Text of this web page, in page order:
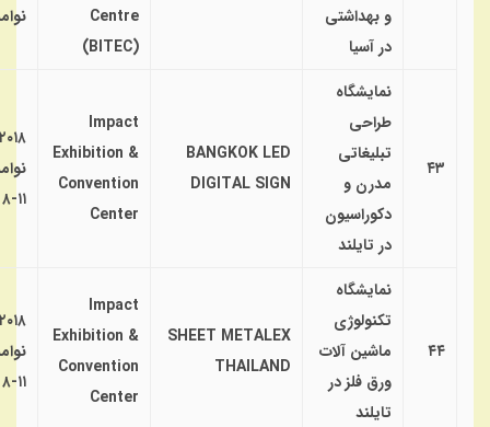
و بهداشتی
در آسیا
Centre
(BITEC)
۴۳
نمایشگاه
طراحی
تبلیغاتی
مدرن و
دکوراسیون
در تایلند
BANGKOK LED
DIGITAL SIGN
Impact
Exhibition &
Convention
Center
۲۰۱۸
۱۱-۸
۴۴
نمایشگاه
تکنولوژی
ماشین آلات
ورق فلز در
تایلند
SHEET METALEX
THAILAND
Impact
Exhibition &
Convention
Center
۲۰۱۸
۱۱-۸